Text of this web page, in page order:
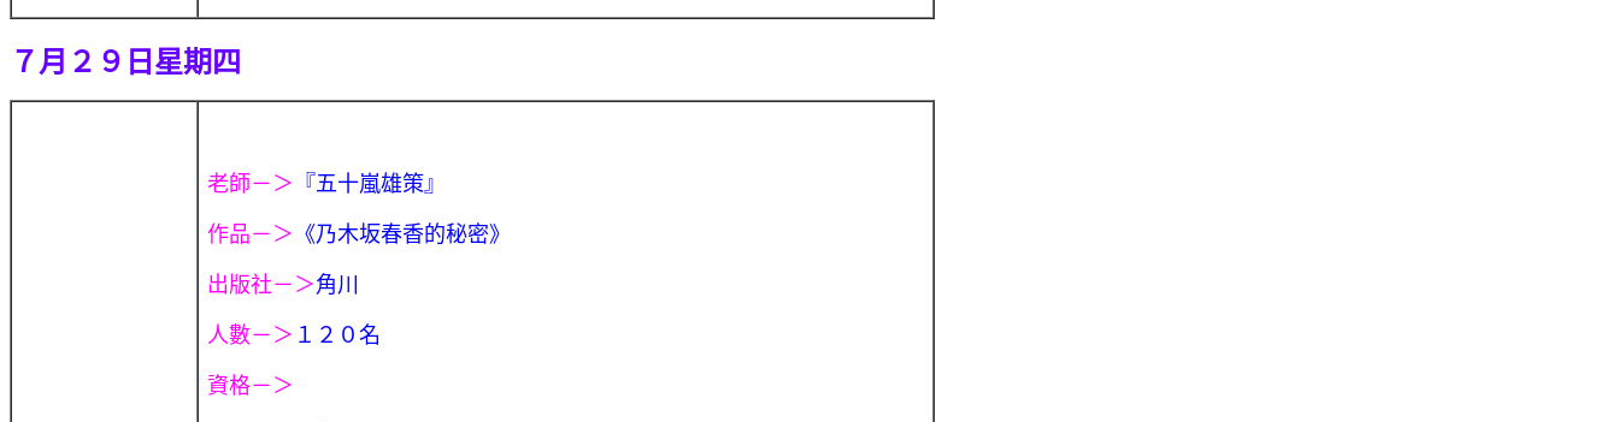
７月２９日星期四
老師－＞ 『五十嵐雄策』
作品－＞ 《乃木坂春香的秘密》
出版社－＞角川
人數－＞ １２０名
資格－＞